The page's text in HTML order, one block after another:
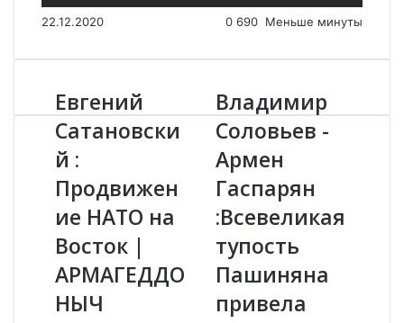
22.12.2020 0 690 Меньше минуты
Е
в
г
е
н
С
а
т
а
н
Евгений
Сатановски
й :
Продвижен
ие НАТО на
Восток |
АРМАГЕДДО
НЫЧ
В
л
а
д
и
и
р
С
о
л
о
Владимир
Соловьев -
Армен
Гаспарян
:Всевеликая
тупость
Пашиняна
привела